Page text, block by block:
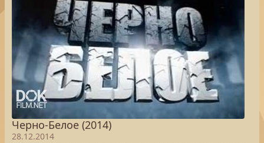
Черно-Белое (2014)
28.12.2014